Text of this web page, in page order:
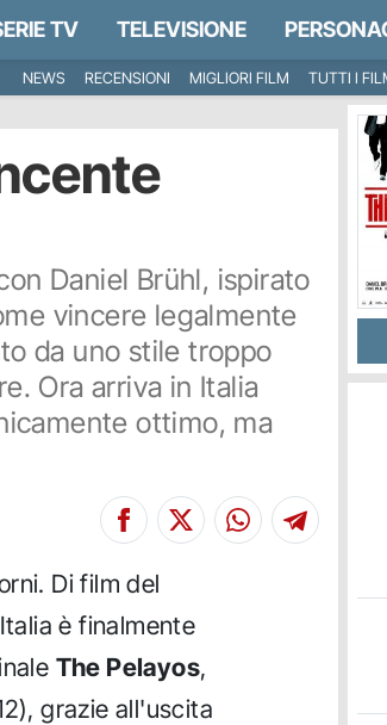
TV TELEVISIONE
NEWS RECENSIONI MIGLIORI FILM TUTTI I
Daniel Brühl, ispirato
vincere legalmente
da uno stile troppo
Ora arriva in Italia
ottimo, ma
Di film del
è finalmente
The Pelayos,
grazie all'uscita